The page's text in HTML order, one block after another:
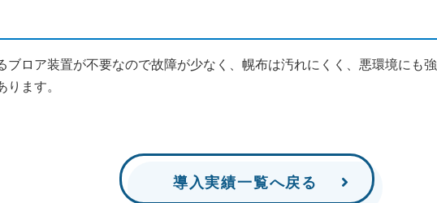
ブロア装置が不要なので故障が少なく、幌布は汚れにくく、悪環境にも
ます。
導入実績一覧へ戻る